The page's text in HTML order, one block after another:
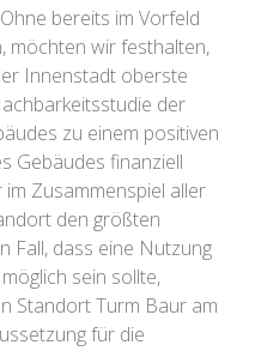
bereits im Vorfeld
möchten wir festhalten,
Innenstadt oberste
der
zu einem positiven
Gebäudes finanziell
Zusammenspiel aller
den größten
Fall, dass eine Nutzung
sein sollte,
Standort Turm Baur am
für die